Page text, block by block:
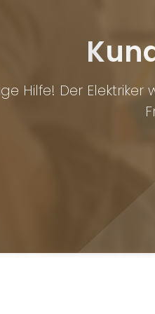
Bei einem